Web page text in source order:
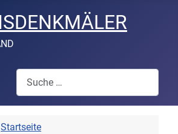
Suchen
Startseite